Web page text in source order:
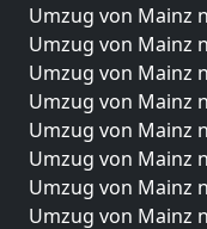
Umzug von Mainz
Umzug von Mainz
Umzug von Mainz
Umzug von Mainz
Umzug von Mainz
Umzug von Mainz
Umzug von Mainz
Umzug von Mainz